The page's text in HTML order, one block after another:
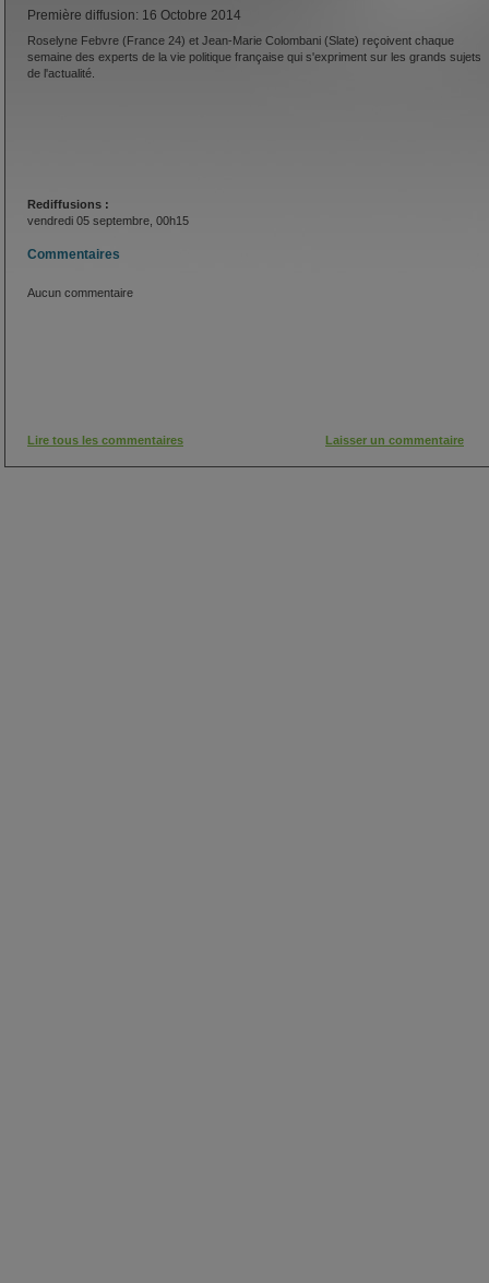
Première diffusion: 16 Octobre 2014
Roselyne Febvre (France 24) et Jean-Marie Colombani (Slate) reçoivent chaque
semaine des experts de la vie politique française qui s'expriment sur les grands sujets
de l'actualité.
Rediffusions :
vendredi 05 septembre, 00h15
Commentaires
Aucun commentaire
Lire tous les commentaires Laisser un commentaire